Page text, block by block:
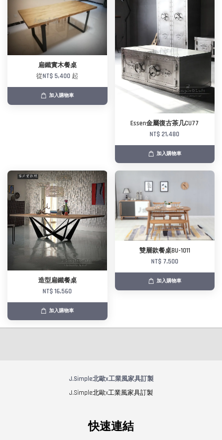
扁鐵實木餐桌
從NT$ 5,400 起
加入購物車
Essen金屬復古茶几CU77
NT$ 21,480
加入購物車
造型扁鐵餐桌
NT$ 16,560
加入購物車
雙層款餐桌BU-1011
NT$ 7,500
加入購物車
J.Simple北歐x工業風家具訂製
J.Simple北歐x工業風家具訂製
快速連結